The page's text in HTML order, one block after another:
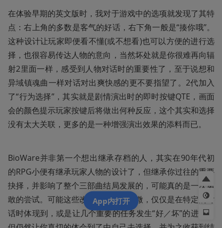
在体验早期的英文版时，我对于游戏中的选项就发现了其特
点：右上角的多数是客气的好话，右下角一般是“揍你哦”。
这种设计让玩家即便看不懂(或不想看)也可以方便的进行选
择，也很容易传达人物的意向，当然坏处就是你很难再向辐
射2里面一样，感受到人物对话时的重要性了，至于说想和
异域镇魂曲一样对话对出爽快感的更不要指望了。2代加入
了“行为选择”，其实就是剧情演出时的即时按键QTE，画面
会的颜色提示玩家按键后将做出何种反应，这个其实和选择
没有太大关联，更多的是一种增强演出效果的添料而已。
BioWare并非第一个想出继承存档的人，其实在90年代初
的RPG小便有继承玩家人物的设计了，但继承你过往的重要
抉择，并影响了整个三部曲结局发展的，可能真的是一次勇
敢的尝试。可能这些改变并非细致入微，仅仅是在特定的对
话时体现到，或是让几个重要的任务发生“好／坏”的进展，
App内打开